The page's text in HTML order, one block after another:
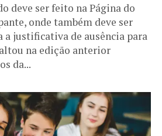
deve ser feito na Página do
onde também deve ser
a justificativa de ausência para
na edição anterior
da...